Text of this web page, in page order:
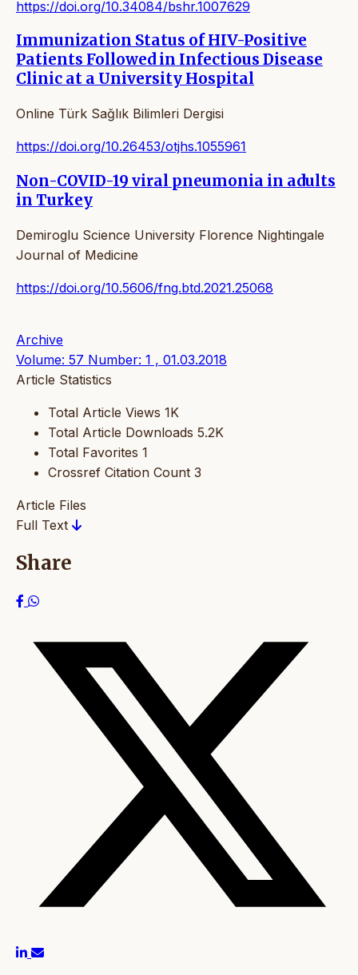
https://doi.org/10.34084/bshr.1007629
Immunization Status of HIV-Positive
Patients Followed in Infectious Disease
Clinic at a University Hospital
Online Türk Sağlık Bilimleri Dergisi
https://doi.org/10.26453/otjhs.1055961
Non-COVID-19 viral pneumonia in adults
in Turkey
Demiroglu Science University Florence Nightingale
Journal of Medicine
https://doi.org/10.5606/fng.btd.2021.25068
Archive
Volume: 57 Number: 1 , 01.03.2018
Article Statistics
Total Article Views 1K
Total Article Downloads 5.2K
Total Favorites 1
Crossref Citation Count 3
Article Files
Full Text
Share